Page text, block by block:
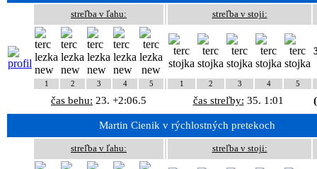
streľba v ľahu: streľba v stoji:
1 2 3 4 5 1 2 3 4 5
čas behu: 23. +2:06.5 čas streľby: 35. 1:01
Martin Cienik v rýchlostných pretekoch
streľba v ľahu: streľba v stoji: